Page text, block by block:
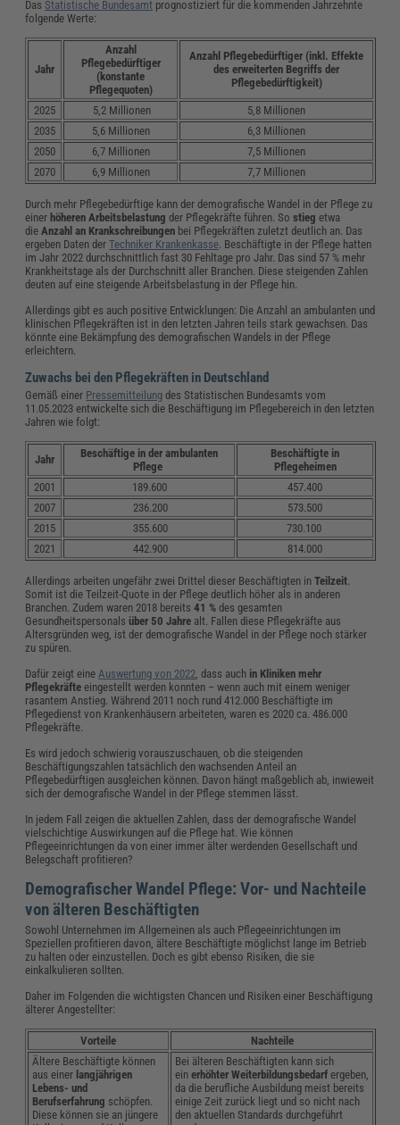
DasStatistische Bundesamt prognostiziert für die kommenden Jahrzehnte
folgende Werte:
Jahr
Anzahl
Pflegebedürftiger
(konstante
Pflegequoten)
Anzahl Pflegebedürftiger (inkl. Effekte
des erweiterten Begriffs der
Pflegebedürftigkeit)
2025 5,2 Millionen
5,8 Millionen
2035
5,6 Millionen
6,3 Millionen
2050
6,7 Millionen
7,5 Millionen
2070
6,9 Millionen 7,7 Millionen
Durch mehr Pflegebedürftige kann der demografische Wandel in der Pflege zu
einer höheren Arbeitsbelastung der Pflegekräfte führen. Sostiegetwa
die Anzahl an Krankschreibungen bei Pflegekräften zuletzt deutlich an. Das
ergeben Daten derTechniker Krankenkasse. Beschäftigte in der Pflege hatten
im Jahr 2022 durchschnittlich fast 30 Fehltage pro Jahr. Das sind 57 % mehr
Krankheitstage als der Durchschnitt aller Branchen. Diese steigenden Zahlen
deuten auf eine steigende Arbeitsbelastung in der Pflege hin.
Allerdings gibt es auch positive Entwicklungen: Die Anzahl an ambulanten und
klinischen Pflegekräften ist in den letzten Jahren teils stark gewachsen. Das
könnte eine Bekämpfung des demografischen Wandels in der Pflege
erleichtern.
Zuwachs bei den Pflegekräften in Deutschland
Gemäß einer Pressemitteilung des Statistischen Bundesamts vom
11.05.2023 entwickelte sich die Beschäftigung im Pflegebereich in den letzten
Jahren wie folgt:
Jahr
Beschäftige in der ambulanten
Pflege
Beschäftigte in
Pflegeheimen
2001
189.600
457.400
2007
236.200
573.500
2015
355.600
730.100
2021
442.900 814.000
Allerdings arbeiten ungefähr zwei Drittel dieser Beschäftigten inTeilzeit.
Somit ist die Teilzeit-Quote in der Pflege deutlich höher als in anderen
Branchen. Zudem waren 2018 bereits41 % des gesamten
Gesundheitspersonalsüber 50 Jahre alt. Fallen diese Pflegekräfte aus
Altersgründen weg, ist der demografische Wandel in der Pflege noch stärker
zu spüren.
Dafür zeigt eineAuswertung von 2022, dass auch in Kliniken mehr
Pflegekräfte eingestellt werden konnten – wenn auch mit einem weniger
rasantem Anstieg. Während 2011 noch rund 412.000 Beschäftigte im
Pflegedienst von Krankenhäusern arbeiteten, waren es 2020 ca. 486.000
Pflegekräfte.
Es wird jedoch schwierig vorauszuschauen, ob die steigenden
Beschäftigungszahlen tatsächlich den wachsenden Anteil an
Pflegebedürftigen ausgleichen können. Davon hängt maßgeblich ab, inwieweit
sich der demografische Wandel in der Pflege stemmen lässt.
In jedem Fall zeigen die aktuellen Zahlen, dass der demografische Wandel
vielschichtige Auswirkungen auf die Pflege hat. Wie können
Pflegeeinrichtungen da von einer immer älter werdenden Gesellschaft und
Belegschaft profitieren?
Demografischer Wandel Pflege: Vor- und Nachteile
von älteren Beschäftigten
Sowohl Unternehmen im Allgemeinen als auch Pflegeeinrichtungen im
Speziellen profitieren davon, ältere Beschäftigte möglichst lange im Betrieb
zu halten oder einzustellen. Doch es gibt ebenso Risiken, die sie
einkalkulieren sollten.
Daher im Folgenden die wichtigsten Chancen und Risiken einer Beschäftigung
älterer Angestellter:
Vorteile
Nachteile
Ältere Beschäftigte können
aus einer langjährigen
Lebens- und
Berufserfahrung schöpfen.
Diese können sie an jüngere
Bei älteren Beschäftigten kann sich
einerhöhter Weiterbildungsbedarf ergeben,
da die berufliche Ausbildung meist bereits
einige Zeit zurück liegt und so nicht nach
den aktuellen Standards durchgeführt